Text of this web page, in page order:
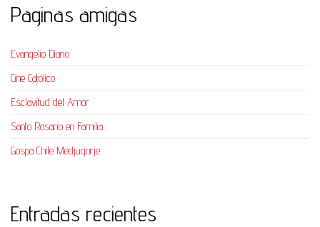
Paginas amigas
Evangelio Diario
Cine Católico
Esclavitud del Amor
Santo Rosario en Familia
Gospa Chile Medjugorje
Entradas recientes